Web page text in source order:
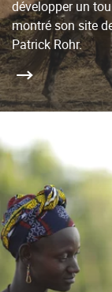
développer un
montré son site
Patrick Rohr.